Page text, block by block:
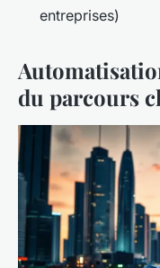
entreprises)
du parcours